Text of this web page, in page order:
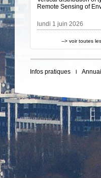
Remote Sensing of
lundi 1 juin 2026
--> voir toutes
Infos pratiques